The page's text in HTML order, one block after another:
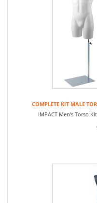
COMPLETE KIT MALE
IMPACT Men's Torso